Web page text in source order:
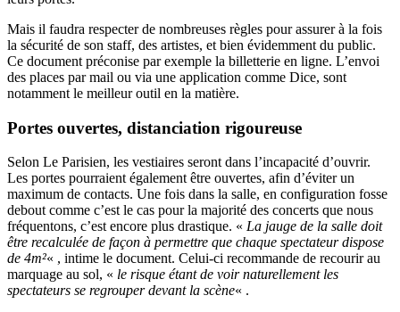
Mais il faudra respecter de nombreuses règles pour assurer à la fois
la sécurité de son staff, des artistes, et bien évidemment du public.
Ce document préconise par exemple la billetterie en ligne. L’envoi
des places par mail ou via une application comme Dice, sont
notamment le meilleur outil en la matière.
Portes ouvertes, distanciation rigoureuse
Selon Le Parisien, les vestiaires seront dans l’incapacité d’ouvrir.
Les portes pourraient également être ouvertes, afin d’éviter un
maximum de contacts. Une fois dans la salle, en configuration fosse
debout comme c’est le cas pour la majorité des concerts que nous
fréquentons, c’est encore plus drastique. « La jauge de la salle doit
être recalculée de façon à permettre que chaque spectateur dispose
de 4m²« , intime le document. Celui-ci recommande de recourir au
marquage au sol, « le risque étant de voir naturellement les
spectateurs se regrouper devant la scène« .